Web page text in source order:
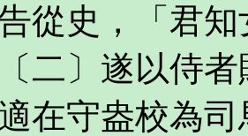
從史，「君
二〕遂以侍
在守盎校為